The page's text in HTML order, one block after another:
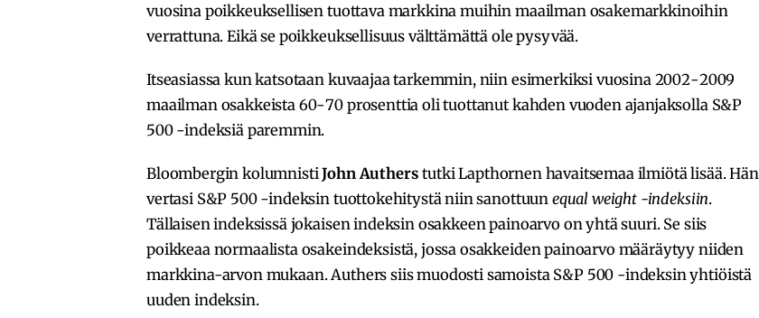
vuosina poikkeuksellisen tuottava markkina muihin maailman osakemarkkinoihin
verrattuna. Eikä se poikkeuksellisuus välttämättä ole pysyvää.
Itseasiassa kun katsotaan kuvaajaa tarkemmin, niin esimerkiksi vuosina 2002-2009
maailman osakkeista 60-70 prosenttia oli tuottanut kahden vuoden ajanjaksolla S&P
500 -indeksiä paremmin.
Bloombergin kolumnistiJohn Authers tutki Lapthornen havaitsemaa ilmiötä lisää. Hän
vertasi S&P 500 -indeksin tuottokehitystä niin sanottuun equal weight -indeksiin.
Tällaisen indeksissä jokaisen indeksin osakkeen painoarvo on yhtä suuri. Se siis
poikkeaa normaalista osakeindeksistä, jossa osakkeiden painoarvo määräytyy niiden
markkina-arvon mukaan. Authers siis muodosti samoista S&P 500 -indeksin yhtiöistä
uuden indeksin.